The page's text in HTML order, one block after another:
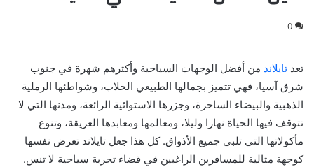
0
تعد تايلاند من أفضل الوجهات السياحية وأكثرهم شهرة في جنوب
شرق آسيا، فهي تتميز بجمالها الطبيعي الخلاب، وشواطئها الرملية
الذهبية والبيضاء الساحرة، وجزرها الاستوائية الرائعة، ومدنها التي لا
تتوقف فيها الحياة نهارا وليلا، ومعالمها ومعابدها العريقة، وتنوع
مأكولاتها التي تلبي جميع الأذواق. كل هذا جعل تايلاند تعرض نفسها
كوجهة مثالية للمسافرين الراغبين في قضاء تجربة سياحية لا تنس.